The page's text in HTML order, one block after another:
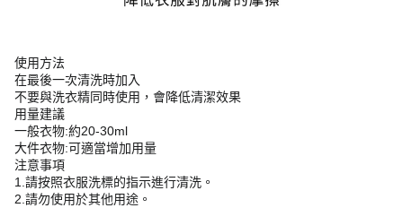
使用方法
在最後一次清洗時加入
不要與洗衣精同時使用，會降低清潔效果
用量建議
一般衣物:約20-30ml
大件衣物:可適當增加用量
注意事項
1.請按照衣服洗標的指示進行清洗。
2.請勿使用於其他用途。